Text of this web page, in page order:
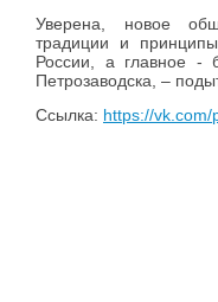
Уверена, новое
традиции и
России, а главное -
Петрозаводска, –
Ссылка: https://vk.com/